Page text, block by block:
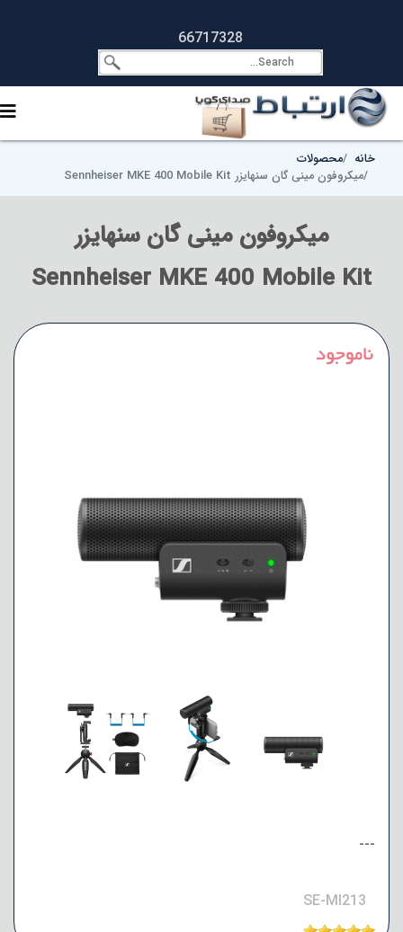
66717328
خانه
محصولات
میکروفون مینی گان سنهایزر Sennheiser MKE 400 Mobile Kit
میکروفون مینی گان سنهایزر
Sennheiser MKE 400 Mobile Kit
---
SE-MI213